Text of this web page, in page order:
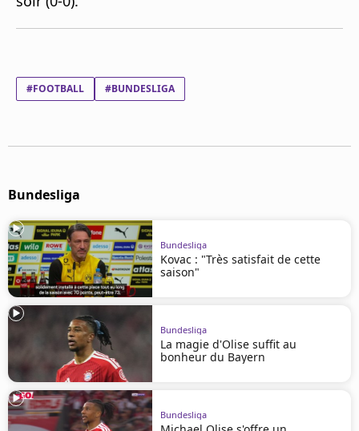
Contactez nous
Grille TV
Mentions légales
Cookies
#FOOTBALL #BUNDESLIGA
Bundesliga
Bundesliga
Kovac : "Très satisfait de cette
saison"
Bundesliga
La magie d'Olise suffit au
bonheur du Bayern
Bundesliga